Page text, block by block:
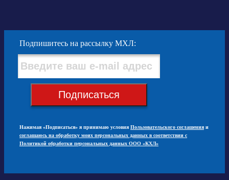
Подпишитесь на рассылку МХЛ:
Подписаться
Нажимая «Подписаться» я принимаю условия Пользовательского соглашения и
соглашаюсь на обработку моих персональных данных в соответствии с
Политикой обработки персональных данных ООО «КХЛ»